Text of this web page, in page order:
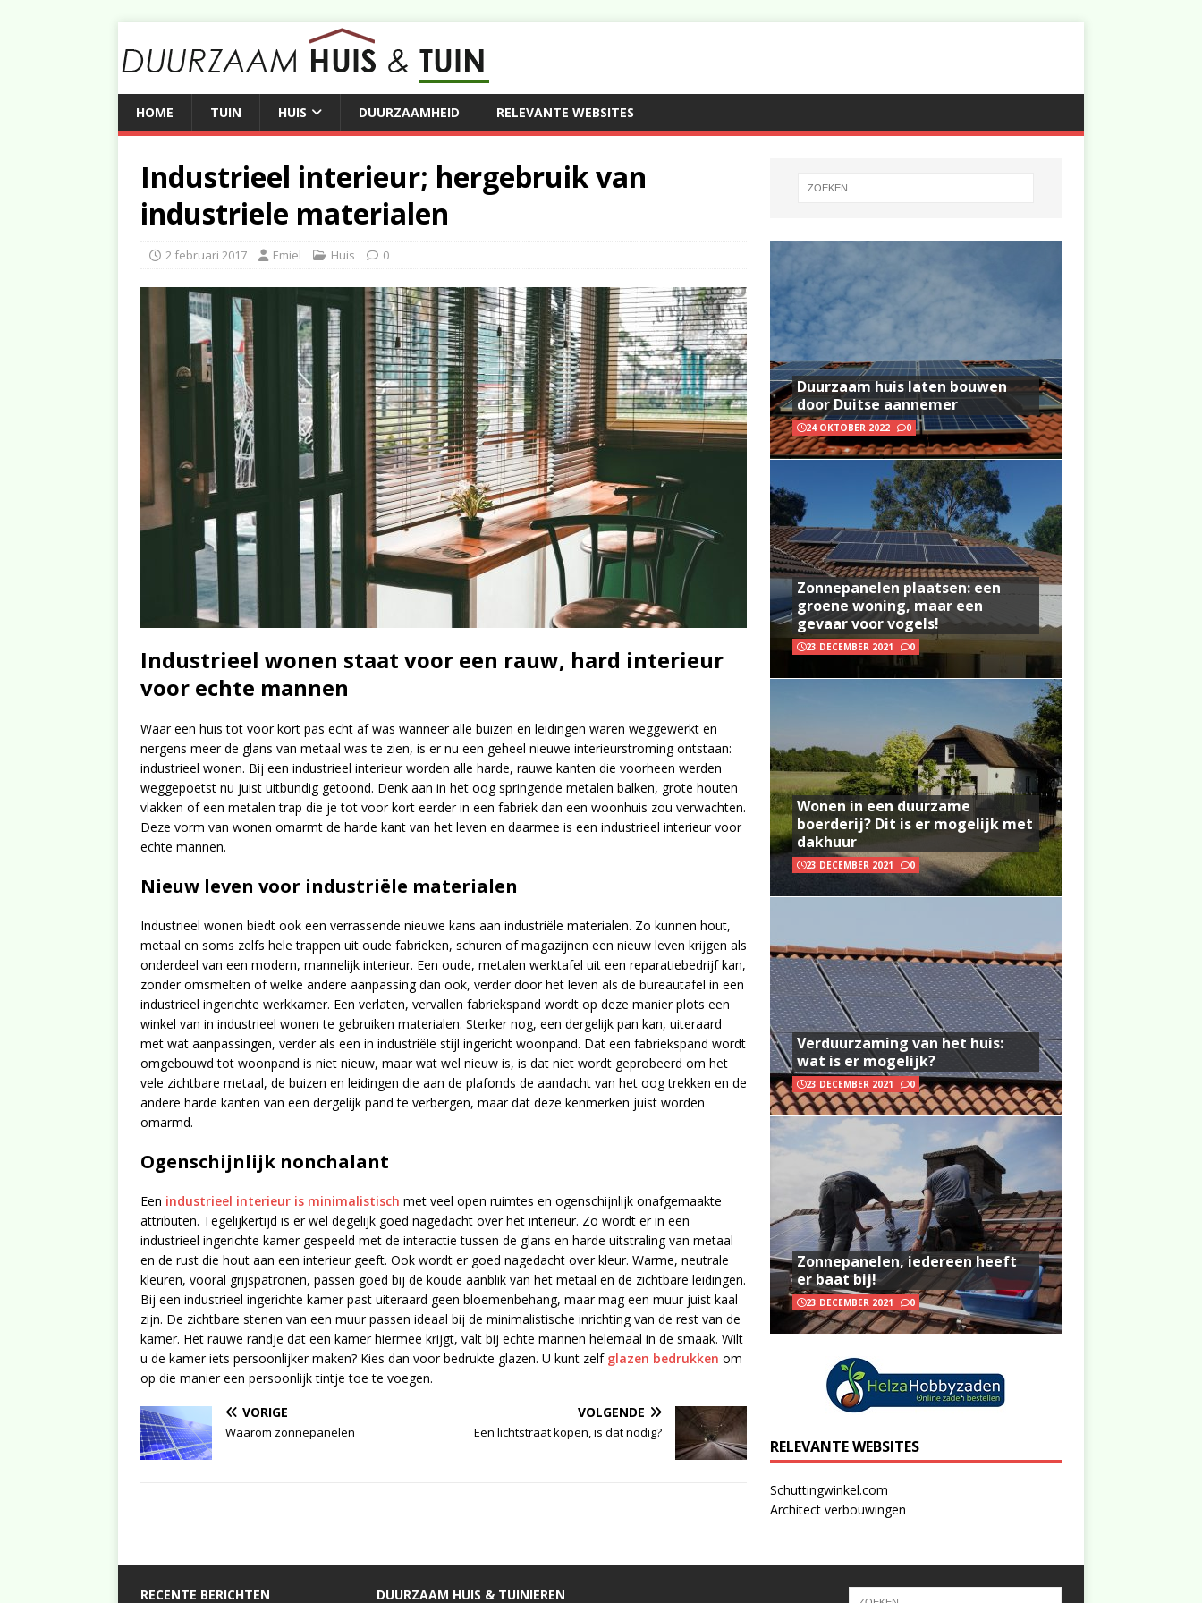
HOME TUIN HUIS DUURZAAMHEID RELEVANTE WEBSITES
Industrieel interieur; hergebruik van
industriele materialen
2 februari 2017 Emiel Huis 0
Industrieel wonen staat voor een rauw, hard interieur
voor echte mannen
Waar een huis tot voor kort pas echt af was wanneer alle buizen en leidingen waren weggewerkt en
nergens meer de glans van metaal was te zien, is er nu een geheel nieuwe interieurstroming ontstaan:
industrieel wonen. Bij een industrieel interieur worden alle harde, rauwe kanten die voorheen werden
weggepoetst nu juist uitbundig getoond. Denk aan in het oog springende metalen balken, grote houten
vlakken of een metalen trap die je tot voor kort eerder in een fabriek dan een woonhuis zou verwachten.
Deze vorm van wonen omarmt de harde kant van het leven en daarmee is een industrieel interieur voor
echte mannen.
Nieuw leven voor industriële materialen
Industrieel wonen biedt ook een verrassende nieuwe kans aan industriële materialen. Zo kunnen hout,
metaal en soms zelfs hele trappen uit oude fabrieken, schuren of magazijnen een nieuw leven krijgen als
onderdeel van een modern, mannelijk interieur. Een oude, metalen werktafel uit een reparatiebedrijf kan,
zonder omsmelten of welke andere aanpassing dan ook, verder door het leven als de bureautafel in een
industrieel ingerichte werkkamer. Een verlaten, vervallen fabriekspand wordt op deze manier plots een
winkel van in industrieel wonen te gebruiken materialen. Sterker nog, een dergelijk pan kan, uiteraard
met wat aanpassingen, verder als een in industriële stijl ingericht woonpand. Dat een fabriekspand wordt
omgebouwd tot woonpand is niet nieuw, maar wat wel nieuw is, is dat niet wordt geprobeerd om het
vele zichtbare metaal, de buizen en leidingen die aan de plafonds de aandacht van het oog trekken en de
andere harde kanten van een dergelijk pand te verbergen, maar dat deze kenmerken juist worden
omarmd.
Ogenschijnlijk nonchalant
Een industrieel interieur is minimalistisch met veel open ruimtes en ogenschijnlijk onafgemaakte
attributen. Tegelijkertijd is er wel degelijk goed nagedacht over het interieur. Zo wordt er in een
industrieel ingerichte kamer gespeeld met de interactie tussen de glans en harde uitstraling van metaal
en de rust die hout aan een interieur geeft. Ook wordt er goed nagedacht over kleur. Warme, neutrale
kleuren, vooral grijspatronen, passen goed bij de koude aanblik van het metaal en de zichtbare leidingen.
Bij een industrieel ingerichte kamer past uiteraard geen bloemenbehang, maar mag een muur juist kaal
zijn. De zichtbare stenen van een muur passen ideaal bij de minimalistische inrichting van de rest van de
kamer. Het rauwe randje dat een kamer hiermee krijgt, valt bij echte mannen helemaal in de smaak. Wilt
u de kamer iets persoonlijker maken? Kies dan voor bedrukte glazen. U kunt zelf glazen bedrukken om
op die manier een persoonlijk tintje toe te voegen.
VORIGE
Waarom zonnepanelen
VOLGENDE
Een lichtstraat kopen, is dat nodig?
Duurzaam huis laten bouwen
door Duitse aannemer
24 OKTOBER 2022 0
Zonnepanelen plaatsen: een
groene woning, maar een
gevaar voor vogels!
23 DECEMBER 2021 0
Wonen in een duurzame
boerderij? Dit is er mogelijk met
dakhuur
23 DECEMBER 2021 0
Verduurzaming van het huis:
wat is er mogelijk?
23 DECEMBER 2021 0
Zonnepanelen, iedereen heeft
er baat bij!
23 DECEMBER 2021 0
RELEVANTE WEBSITES
Schuttingwinkel.com
Architect verbouwingen
RECENTE BERICHTEN DUURZAAM HUIS & TUINIEREN